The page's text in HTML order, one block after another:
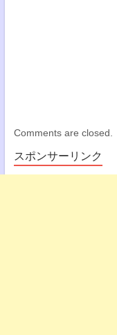
Comments are closed.
スポンサーリンク